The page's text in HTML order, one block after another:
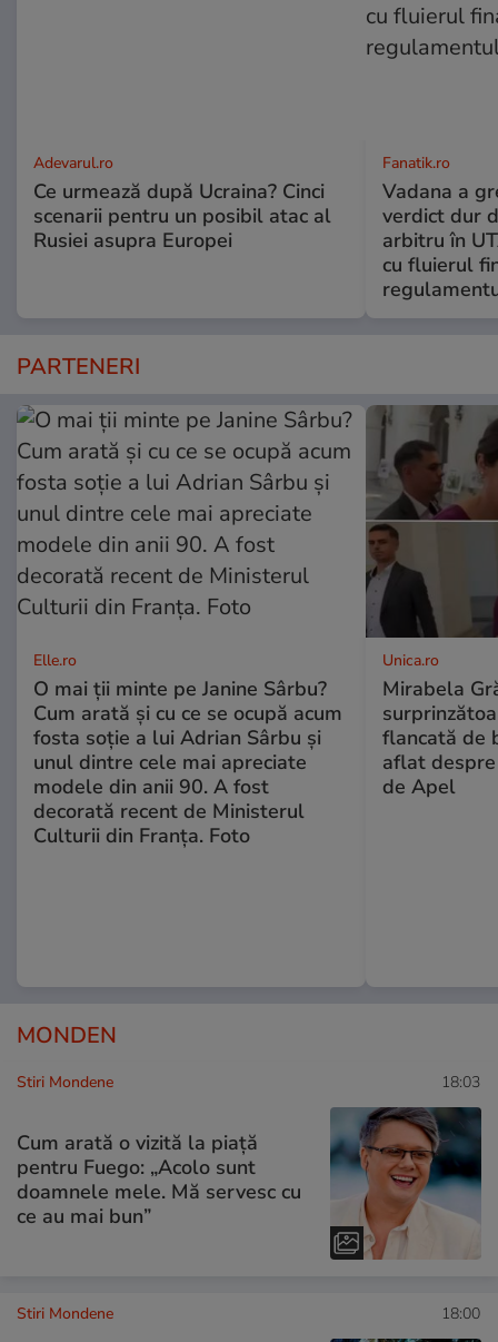
Adevarul.ro
Ce urmează după Ucraina? Cinci
scenarii pentru un posibil atac al
Rusiei asupra Europei
Fanatik.ro
Vadana a
verdict dur
arbitru în
cu fluierul
PARTENERI
Elle.ro
O mai ții minte pe Janine Sârbu?
Cum arată și cu ce se ocupă acum
fosta soție a lui Adrian Sârbu și
unul dintre cele mai apreciate
modele din anii 90. A fost
decorată recent de Ministerul
Culturii din Franța. Foto
Unica.ro
Mirabela
flancată de
aflat
de Apel
MONDEN
Stiri Mondene 18:03
Cum arată o vizită la piață
pentru Fuego: „Acolo sunt
doamnele mele. Mă servesc cu
ce au mai bun”
Stiri Mondene 18:00